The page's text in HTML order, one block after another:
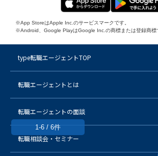
1-6 / 6件
※App StoreはApple Inc.のサービスマークです。
※Android、Google PlayはGoogle Inc.の商標または登録商標
type転職エージェントTOP
転職エージェントとは
転職エージェントの面談
転職相談会・セミナー